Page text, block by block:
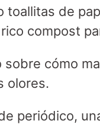
toallitas de
compost
cómo
olores.
periódico,